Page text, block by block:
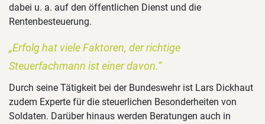
dabei u. a. auf den öffentlichen Dienst und die
Rentenbesteuerung.
„Erfolg hat viele Faktoren, der richtige
Steuerfachmann ist einer davon.“
Durch seine Tätigkeit bei der Bundeswehr ist Lars Dickhaut
zudem Experte für die steuerlichen Besonderheiten von
Soldaten. Darüber hinaus werden Beratungen auch in